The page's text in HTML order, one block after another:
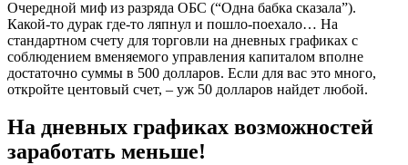
Очередной миф из разряда ОБС (“Одна бабка сказала”).
Какой-то дурак где-то ляпнул и пошло-поехало… На
стандартном счету для торговли на дневных графиках с
соблюдением вменяемого управления капиталом вполне
достаточно суммы в 500 долларов. Если для вас это много,
откройте центовый счет, – уж 50 долларов найдет любой.
На дневных графиках возможностей
заработать меньше!